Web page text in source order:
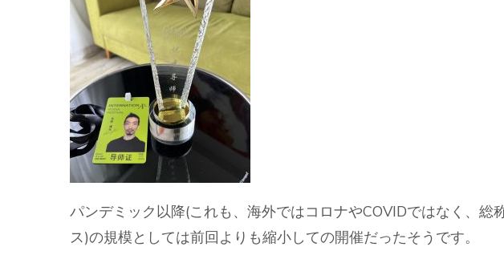
パンデミック以降(これも、海外ではコロナやCOVIDではなく、
ス)の規模としては前回よりも縮小しての開催だったそうです。